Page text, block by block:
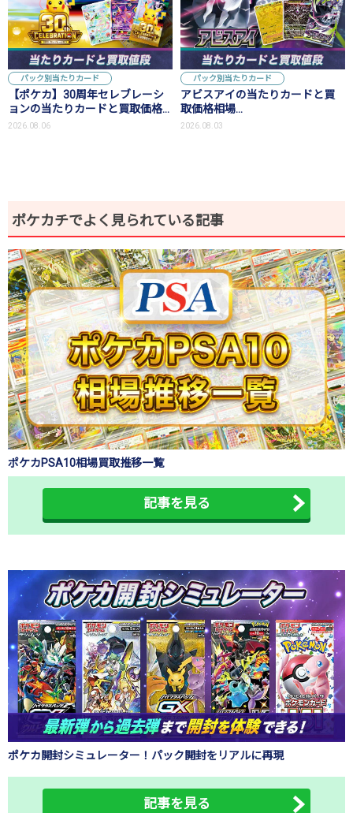
パック別当たりカード
【ポケカ】30周年セレブレーシ
ョンの当たりカードと買取価格
予想！30th記念パックについて
2026.08.06
パック別当たりカード
アビスアイの当たりカードと買
取価格相場
【MUR/SAR/SR/AR】
2026.08.03
ポケカチでよく見られている記事
ポケカPSA10相場買取推移一覧
記事を見る
ポケカ開封シミュレーター！パック開封をリアルに再現
記事を見る